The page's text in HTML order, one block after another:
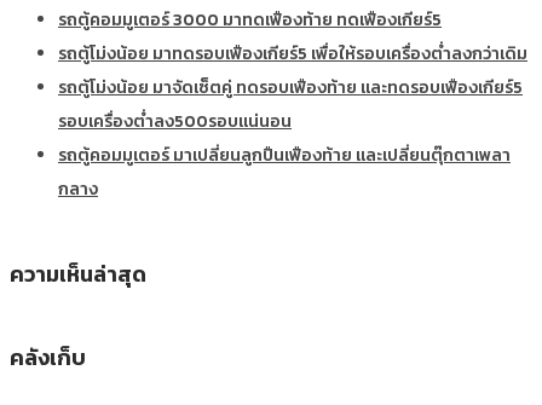
รถตู้คอมมูเตอร์ 3000 มาทดเฟืองท้าย ทดเฟืองเกียร์5
รถตู้โม่งน้อย มาทดรอบเฟืองเกียร์5 เพื่อให้รอบเครื่องต่ำลงกว่าเดิม
รถตู้โม่งน้อย มาจัดเซ็ตคู่ ทดรอบเฟืองท้าย และทดรอบเฟืองเกียร์5
รอบเครื่องต่ำลง500รอบแน่นอน
รถตู้คอมมูเตอร์ มาเปลี่ยนลูกปืนเฟืองท้าย และเปลี่ยนตุ๊กตาเพลา
กลาง
ความเห็นล่าสุด
คลังเก็บ